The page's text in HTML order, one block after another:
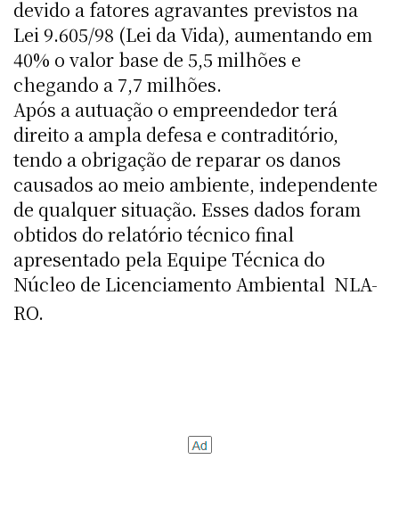
devido a fatores agravantes previstos na
Lei 9.605/98 (Lei da Vida), aumentando em
40% o valor base de 5,5 milhões e
chegando a 7,7 milhões.
Após a autuação o empreendedor terá
direito a ampla defesa e contraditório,
tendo a obrigação de reparar os danos
causados ao meio ambiente, independente
de qualquer situação. Esses dados foram
obtidos do relatório técnico final
apresentado pela Equipe Técnica do
Núcleo de Licenciamento Ambiental  NLA-
RO.